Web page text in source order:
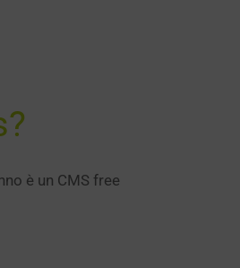
è un CMS free